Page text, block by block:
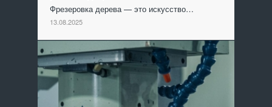
Фрезеровка дерева — это искусство…
13.08.2025